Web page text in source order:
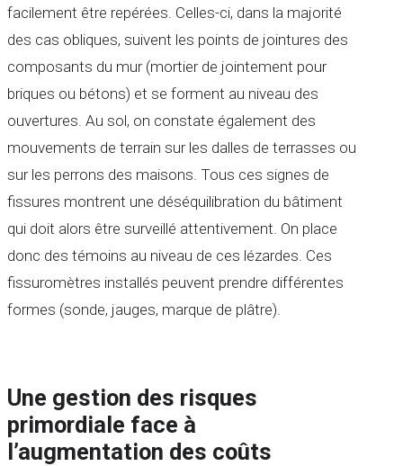
facilement être repérées. Celles-ci, dans la majorité
des cas obliques, suivent les points de jointures des
composants du mur (mortier de jointement pour
briques ou bétons) et se forment au niveau des
ouvertures. Au sol, on constate également des
mouvements de terrain sur les dalles de terrasses ou
sur les perrons des maisons. Tous ces signes de
fissures montrent une déséquilibration du bâtiment
qui doit alors être surveillé attentivement. On place
donc des témoins au niveau de ces lézardes. Ces
fissuromètres installés peuvent prendre différentes
formes (sonde, jauges, marque de plâtre).
Une gestion des risques
primordiale face à
l’augmentation des coûts